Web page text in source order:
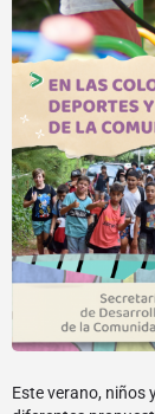
Este verano, niños